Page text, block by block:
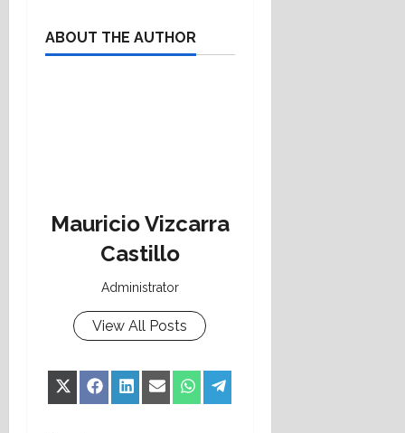
ABOUT THE AUTHOR
Mauricio Vizcarra
Castillo
Administrator
View All Posts
Share
X
Share
Facebook
Share
LinkedIn
Share
EmailShare
WhatsApp
Share
Telegram